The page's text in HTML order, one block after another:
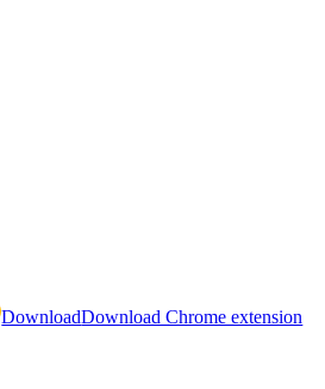
DownloadDownload Chrome extension